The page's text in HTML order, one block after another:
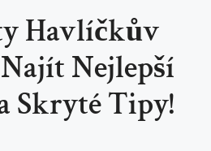
Havlíčkův
Nejlepší
Skryté Tipy!